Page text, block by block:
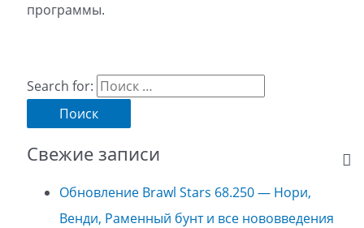
программы.
Search for:
Свежие записи
Обновление Brawl Stars 68.250 — Нори,
Венди, Раменный бунт и все нововведения